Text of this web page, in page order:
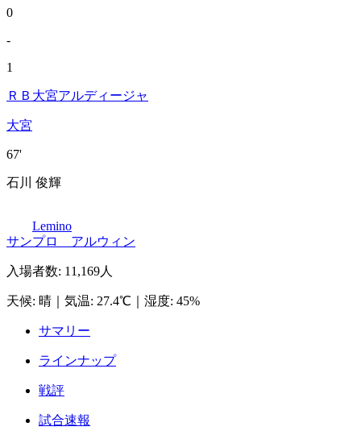
0
-
1
ＲＢ大宮アルディージャ
大宮
67'
石川 俊輝
Lemino
サンプロ アルウィン
入場者数: 11,169人
天候: 晴 気温: 27.4℃ 湿度: 45%
サマリー
ラインナップ
戦評
試合速報